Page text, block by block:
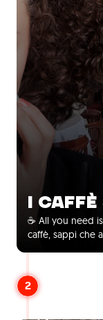
I CAFFÈ
☕ All you need
caffè, sappi che
2